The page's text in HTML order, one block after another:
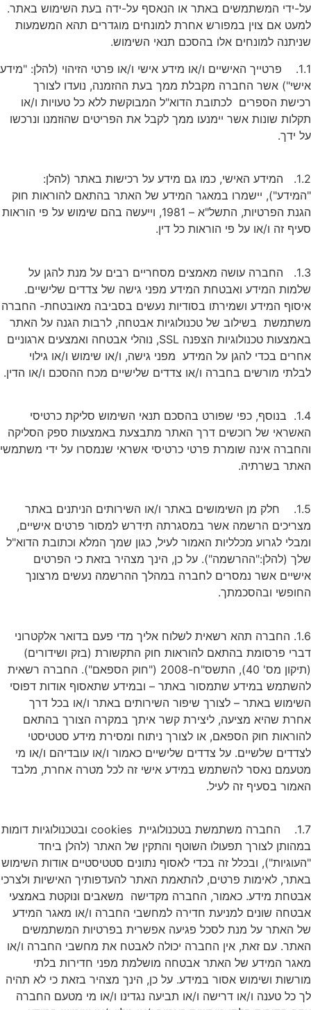
על-ידי המשתמשים באתר או הנאסף על-ידה בעת השימוש באתר.
למעט אם צוין במפורש אחרת למונחים מוגדרים תהא המשמעות
שניתנה למונחים אלו בהסכם תנאי השימוש.
1.1. פרטייך האישיים ו/או מידע אישי ו/או פרטי הזיהוי (להלן: "מידע
אישי") אשר החברה מקבלת ממך בעת ההזמנה, נועדו לצורך
רכישת הספרים לכתובת הדוא"ל המבוקשת ללא כל טעויות ו/או
תקלות שונות אשר יימנעו ממך לקבל את הפריטים שהוזמנו ונרכשו
על ידך.
1.2. המידע האישי, כמו גם מידע על רכישות באתר (להלן:
"המידע"), יישמרו במאגר המידע של האתר בהתאם להוראות חוק
הגנת הפרטיות, התשל"א – 1981, וייעשה בהם שימוש על פי הוראות
סעיף זה ו/או על פי הוראות כל דין.
1.3. החברה עושה מאמצים מסחריים רבים על מנת להגן על
שלמות המידע ואבטחת המידע מפני גישה של צדדים שלישיים.
איסוף המידע ושמירתו בסודיות נעשים בסביבה מאובטחת- החברה
משתמשת בשילוב של טכנולוגיות אבטחה, לרבות הגנה על האתר
באמצעות טכנולוגיות הצפנה SSL, נוהלי אבטחה ואמצעים ארגוניים
אחרים בכדי להגן על המידע מפני גישה, ו/או שימוש ו/או גילוי
לבלתי מורשים בחברה ו/או צדדים שלישיים מכח ההסכם ו/או הדין.
1.4. בנוסף, כפי שפורט בהסכם תנאי השימוש סליקת כרטיסי
האשראי של רוכשים דרך האתר מתבצעת באמצעות ספק הסליקה
והחברה אינה שומרת פרטי כרטיסי אשראי שנמסרו על ידי משתמשי
האתר בשרתיה.
1.5. חלק מן השימושים באתר ו/או השירותים הניתנים באתר
מצריכים הרשמה אשר במסגרתה תידרש למסור פרטים אישיים,
ומבלי לגרוע מכלליות האמור לעיל, כגון שמך המלא וכתובת הדוא"ל
שלך (להלן:"ההרשמה"). על כן, הינך מצהיר בזאת כי הפרטים
אישיים אשר נמסרים לחברה במהלך ההרשמה נעשים מרצונך
החופשי ובהסכמתך.
1.6. החברה תהא רשאית לשלוח אליך מדי פעם בדואר אלקטרוני
דברי פרסומת בהתאם להוראות חוק התקשורת (בזק ושידורים)
(תיקון מס' 40), התשס"ח-2008 ("חוק הספאם"). החברה רשאית
להשתמש במידע שתמסור באתר – ובמידע שתאסוף אודות דפוסי
השימוש באתר – לצורך שיפור השירותים באתר ו/או בכל דרך
אחרת שהיא מציעה, ליצירת קשר איתך במקרה הצורך בהתאם
להוראות חוק הספאם, או לצורך ניתוח ומסירת מידע סטטיסטי
לצדדים שלשיים. על צדדים שלישיים כאמור ו/או עובדיהם ו/או מי
מטעמם נאסר להשתמש במידע אישי זה לכל מטרה אחרת, מלבד
האמור בסעיף זה לעיל.
1.7. החברה משתמשת בטכנולוגיית cookies ובטכנולוגיות דומות
במהותן לצורך תפעולו השוטף והתקין של האתר (להלן ביחד
"העוגיות"), ובכלל זה בכדי לאסוף נתונים סטטיסטיים אודות השימוש
באתר, לאימות פרטים, להתאמת האתר להעדפותיך האישיות ולצרכי
אבטחת מידע. כאמור, החברה מקדישה משאבים ונוקטת באמצעי
אבטחה שונים למניעת חדירה למחשבי החברה ו/או מאגר המידע
של האתר על מנת לסכל פגיעה אפשרית בפרטיות המשתמשים
האתר. עם זאת, אין החברה יכולה לאבטח את מחשבי החברה ו/או
מאגר המידע של האתר אבטחה מושלמת מפני חדירות בלתי
מורשות ושימוש אסור במידע. על כן, הינך מצהיר בזאת כי לא תהיה
לך כל טענה ו/או דרישה ו/או תביעה נגדינו ו/או מי מטעם החברה